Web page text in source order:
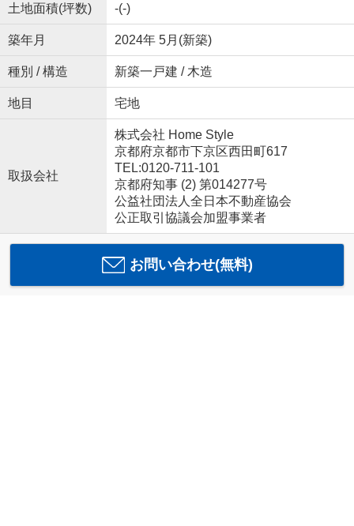
土地面積(坪数) -(-)
築年月 2024年 5月(新築)
種別 / 構造 新築一戸建 / 木造
地目 宅地
取扱会社
株式会社 Home Style
京都府京都市下京区西田町617
TEL:0120-711-101
京都府知事 (2) 第014277号
公益社団法人全日本不動産協会
公正取引協議会加盟事業者
お問い合わせ(無料)